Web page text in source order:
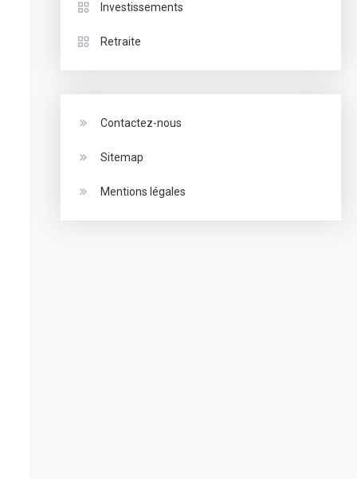
Investissements
Retraite
Contactez-nous
Sitemap
Mentions légales